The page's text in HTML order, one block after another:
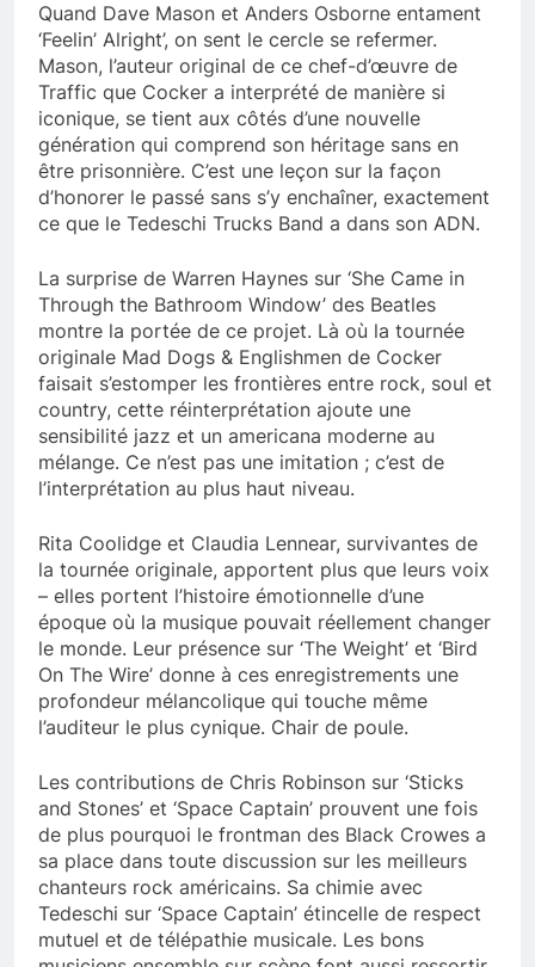
Quand Dave Mason et Anders Osborne entament
‘Feelin’ Alright’, on sent le cercle se refermer.
Mason, l’auteur original de ce chef-d’œuvre de
Traffic que Cocker a interprété de manière si
iconique, se tient aux côtés d’une nouvelle
génération qui comprend son héritage sans en
être prisonnière. C’est une leçon sur la façon
d’honorer le passé sans s’y enchaîner, exactement
ce que le Tedeschi Trucks Band a dans son ADN.
La surprise de Warren Haynes sur ‘She Came in
Through the Bathroom Window’ des Beatles
montre la portée de ce projet. Là où la tournée
originale Mad Dogs & Englishmen de Cocker
faisait s’estomper les frontières entre rock, soul et
country, cette réinterprétation ajoute une
sensibilité jazz et un americana moderne au
mélange. Ce n’est pas une imitation ; c’est de
l’interprétation au plus haut niveau.
Rita Coolidge et Claudia Lennear, survivantes de
la tournée originale, apportent plus que leurs voix
– elles portent l’histoire émotionnelle d’une
époque où la musique pouvait réellement changer
le monde. Leur présence sur ‘The Weight’ et ‘Bird
On The Wire’ donne à ces enregistrements une
profondeur mélancolique qui touche même
l’auditeur le plus cynique. Chair de poule.
Les contributions de Chris Robinson sur ‘Sticks
and Stones’ et ‘Space Captain’ prouvent une fois
de plus pourquoi le frontman des Black Crowes a
sa place dans toute discussion sur les meilleurs
chanteurs rock américains. Sa chimie avec
Tedeschi sur ‘Space Captain’ étincelle de respect
mutuel et de télépathie musicale. Les bons